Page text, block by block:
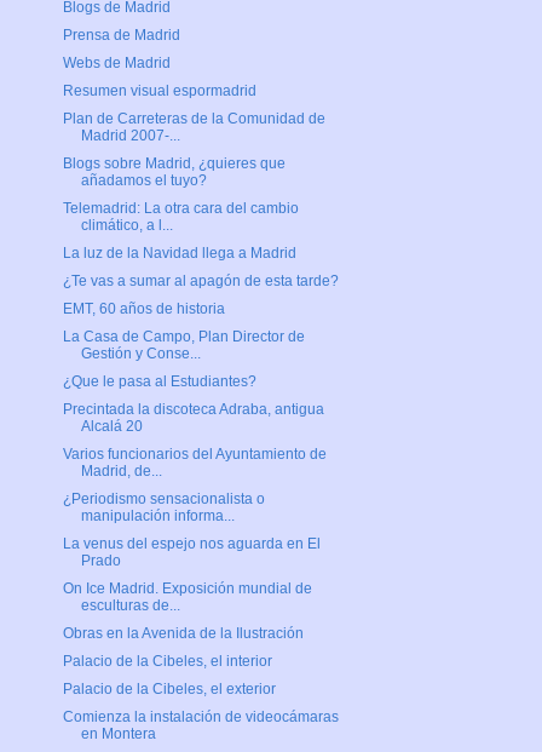
Blogs de Madrid
Prensa de Madrid
Webs de Madrid
Resumen visual espormadrid
Plan de Carreteras de la Comunidad de
Madrid 2007-...
Blogs sobre Madrid, ¿quieres que
añadamos el tuyo?
Telemadrid: La otra cara del cambio
climático, a l...
La luz de la Navidad llega a Madrid
¿Te vas a sumar al apagón de esta tarde?
EMT, 60 años de historia
La Casa de Campo, Plan Director de
Gestión y Conse...
¿Que le pasa al Estudiantes?
Precintada la discoteca Adraba, antigua
Alcalá 20
Varios funcionarios del Ayuntamiento de
Madrid, de...
¿Periodismo sensacionalista o
manipulación informa...
La venus del espejo nos aguarda en El
Prado
On Ice Madrid. Exposición mundial de
esculturas de...
Obras en la Avenida de la Ilustración
Palacio de la Cibeles, el interior
Palacio de la Cibeles, el exterior
Comienza la instalación de videocámaras
en Montera